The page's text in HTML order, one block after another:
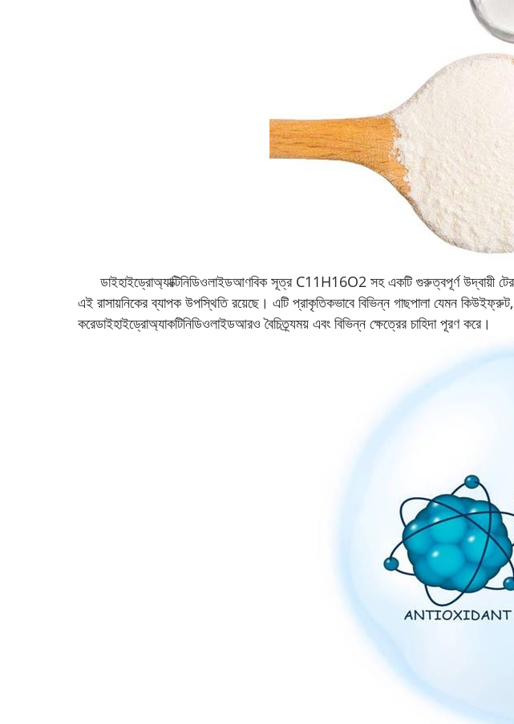
ডাইহাইড্রোঅ্যাক্টিনিডিওলাইডআণবিক সূত্র C11H16O2 সহ একটি গুরুত্বপূর্ণ উদ্বায়ী
এই রাসায়নিকের ব্যাপক উপস্থিতি রয়েছে। এটি প্রাকৃতিকভাবে বিভিন্ন গাছপালা যেমন
করেডাইহাইড্রোঅ্যাকটিনিডিওলাইডআরও বৈচিত্র্যময় এবং বিভিন্ন ক্ষেত্রের চাহিদা পূরণ করে।